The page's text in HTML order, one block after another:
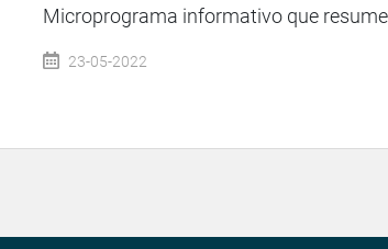
Microprograma informativo que
23-05-2022